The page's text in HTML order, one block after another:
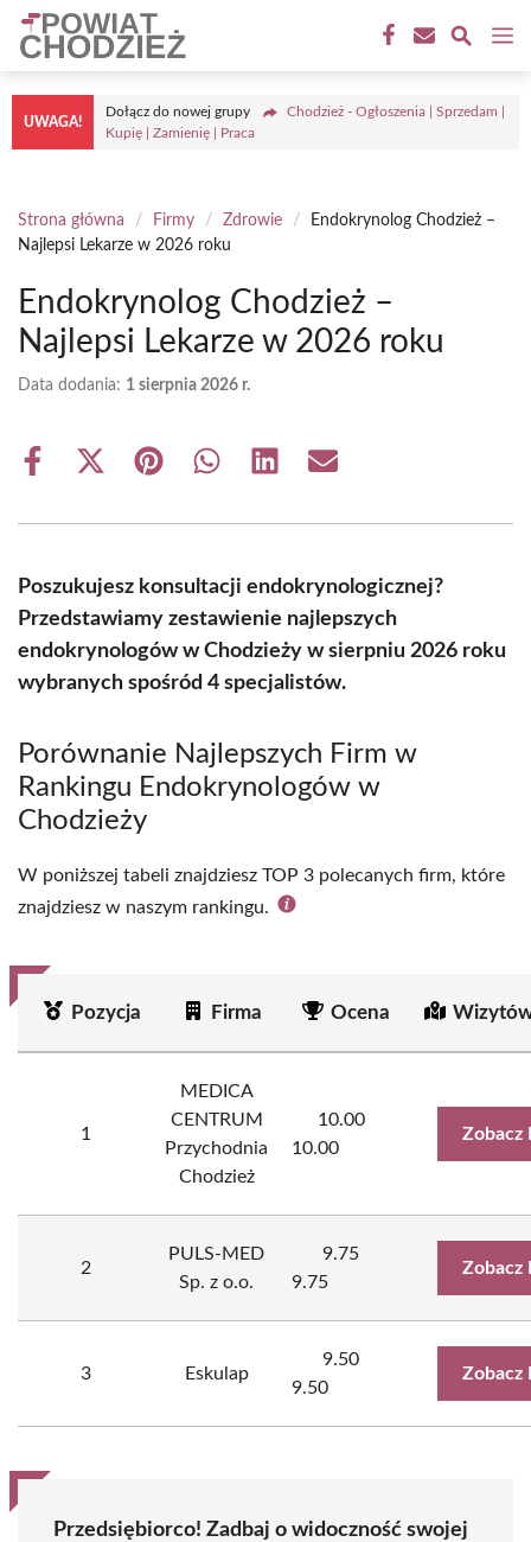
Przejdź
treści
UWAGA!
Dołącz do nowej grupy
Chodzież - Ogłoszenia | Sprzedam |
Kupię | Zamienię | Praca
Strona główna / Firmy / Zdrowie /
Endokrynolog Chodzież –
Najlepsi Lekarze w 2026 roku
Endokrynolog Chodzież –
Najlepsi Lekarze w 2026 roku
Data dodania: 1 sierpnia 2026 r.
Share
Share
(Twitter)
Share Share Share Share
Poszukujesz konsultacji endokrynologicznej?
Przedstawiamy zestawienie najlepszych
endokrynologów w Chodzieży w sierpniu 2026 roku
wybranych spośród 4 specjalistów.
Porównanie Najlepszych Firm w
Rankingu Endokrynologów w
Chodzieży
W poniższej tabeli znajdziesz TOP 3 polecanych firm, które
znajdziesz w naszym rankingu.
Pozycja Firma Ocena
1
MEDICA
CENTRUM
Przychodnia
Chodzież
10.00
10.00
Zobacz
2
PULS-MED
Sp. z o.o.
9.75
9.75
Zobacz
3 Eskulap
9.50
9.50
Zobacz
Przedsiębiorco! Zadbaj o widoczność swojej